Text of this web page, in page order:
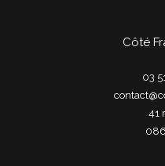
Côté
03
41